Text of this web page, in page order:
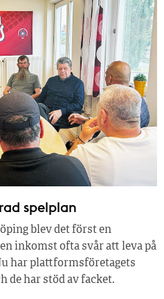
spelplan
blev det först en
inkomst ofta svår att leva på
har plattformsföretagets
de har stöd av facket.